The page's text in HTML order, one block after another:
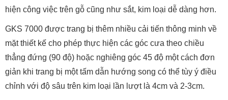
hiện công việc trên gỗ cũng như sắt, kim loại dễ dàng hơn.
GKS 7000 được trang bị thêm nhiều cải tiến thông minh về
mặt thiết kế cho phép thực hiện các góc cưa theo chiều
thẳng đứng (90 độ) hoặc nghiêng góc 45 độ một cách đơn
giản khi trang bị một tấm dẫn hướng song có thể tùy ý điều
chỉnh với độ sâu trên kim loại lần lượt là 4cm và 2-3cm.